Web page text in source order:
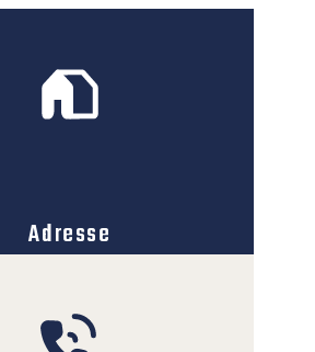
Adresse
Leclerc10440 La Rivière-de-Corps